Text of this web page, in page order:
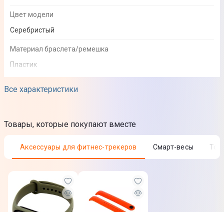
Все характеристики
Цвет модели
Серебристый
Материал браслета/ремешка
Пластик
Дисплей
AMOLED
Сенсорный дисплей
Особенности дисплея
Разрешение дисплея: 192 x 490
Товары, которые покупают вместе
Аксессуары для фитнес-трекеров Смарт-весы